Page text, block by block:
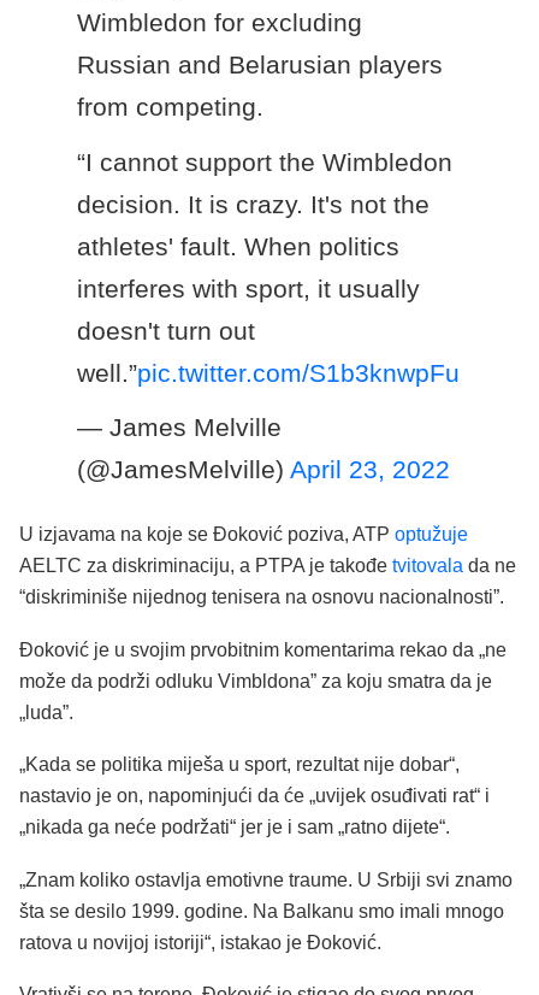
Wimbledon for excluding
Russian and Belarusian players
from competing.
“I cannot support the Wimbledon
decision. It is crazy. It's not the
athletes' fault. When politics
interferes with sport, it usually
doesn't turn out
well.”pic.twitter.com/S1b3knwpFu
— James Melville
(@JamesMelville) April 23, 2022
U izjavama na koje se Đoković poziva, ATP optužuje
AELTC za diskriminaciju, a PTPA je takođe tvitovala da ne
“diskriminiše nijednog tenisera na osnovu nacionalnosti”.
Đoković je u svojim prvobitnim komentarima rekao da „ne
može da podrži odluku Vimbldona” za koju smatra da je
„luda”.
„Kada se politika miješa u sport, rezultat nije dobar“,
nastavio je on, napominjući da će „uvijek osuđivati rat“ i
„nikada ga neće podržati“ jer je i sam „ratno dijete“.
„Znam koliko ostavlja emotivne traume. U Srbiji svi znamo
šta se desilo 1999. godine. Na Balkanu smo imali mnogo
ratova u novijoj istoriji“, istakao je Đoković.